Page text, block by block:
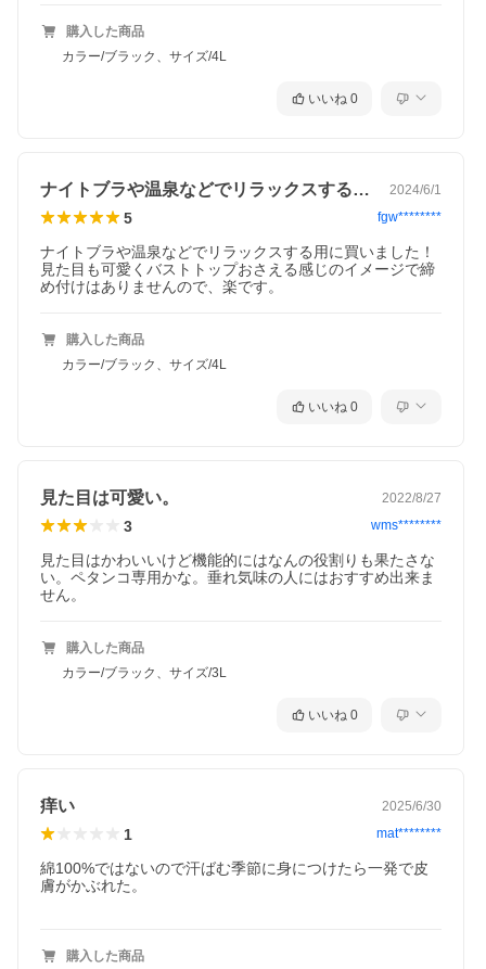
ライトグレー
ブラを着けてる感がない！まるでＮＯブラ！窮屈な締め付け感の
無いハーフトップタイプブラジャー。ストラップ部分もラクな着
購入した商品
カラー/ブラック、サイズ/4L
いいね 0
ナイトブラや温泉などでリラックスする用… 2024/6/1
5 fgw********
ナイトブラや温泉などでリラックスする用に買いました！
見た目も可愛くバストトップおさえる感じのイメージで締
め付けはありませんので、楽です。
購入した商品
カラー/ブラック、サイズ/4L
いいね 0
見た目は可愛い。 2022/8/27
3 wms********
見た目はかわいいけど機能的にはなんの役割りも果たさな
い。ペタンコ専用かな。垂れ気味の人にはおすすめ出来ま
せん。
購入した商品
カラー/ブラック、サイズ/3L
いいね 0
痒い 2025/6/30
1 mat********
綿100%ではないので汗ばむ季節に身につけたら一発で皮
膚がかぶれた。
購入した商品